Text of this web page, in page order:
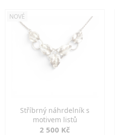
NOVÉ
Stříbrný náhrdelník s
motivem listů
2 500 Kč